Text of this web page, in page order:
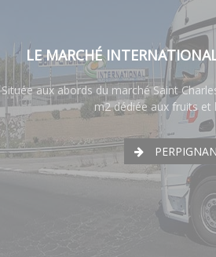
LE MARCHÉ
Située aux abords du marché Saint
m2 dédiée aux fruits et
PERPIGNAN